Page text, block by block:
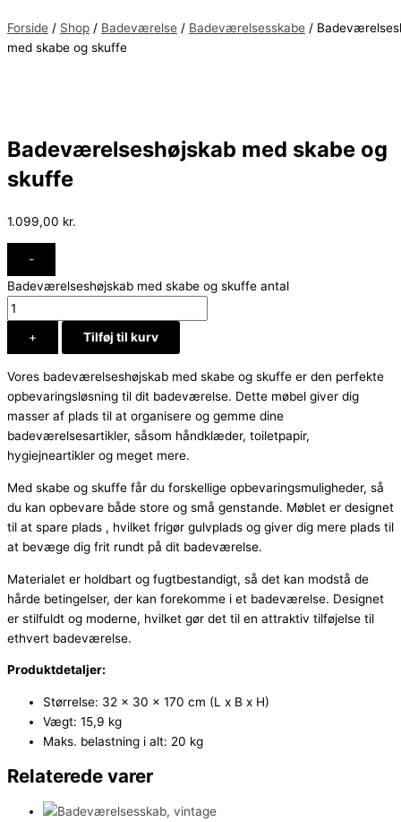
Forside / Shop / Badeværelse / Badeværelsesskabe /
med skabe og skuffe
Badeværelseshøjskab med skabe og
skuffe
1.099,00 kr.
-
Badeværelseshøjskab med skabe og skuffe antal
+ Tilføj til kurv
Vores badeværelseshøjskab med skabe og skuffe er den perfekte
opbevaringsløsning til dit badeværelse. Dette møbel giver dig
masser af plads til at organisere og gemme dine
badeværelsesartikler, såsom håndklæder, toiletpapir,
hygiejneartikler og meget mere.
Med skabe og skuffe får du forskellige opbevaringsmuligheder, så
du kan opbevare både store og små genstande. Møblet er designet
til at spare plads , hvilket frigør gulvplads og giver dig mere plads til
at bevæge dig frit rundt på dit badeværelse.
Materialet er holdbart og fugtbestandigt, så det kan modstå de
hårde betingelser, der kan forekomme i et badeværelse. Designet
er stilfuldt og moderne, hvilket gør det til en attraktiv tilføjelse til
ethvert badeværelse.
Produktdetaljer:
Størrelse: 32 x 30 x 170 cm (L x B x H)
Vægt: 15,9 kg
Maks. belastning i alt: 20 kg
Relaterede varer